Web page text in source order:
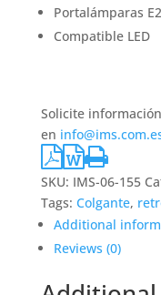
Portalámparas
Compatible LED
Solicite
en
SKU: IMS-06-155
Tags: Colgante,
Additional
Reviews (0)